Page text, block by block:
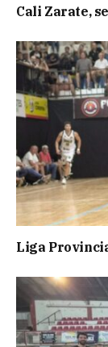
Cali Zarate,
Liga